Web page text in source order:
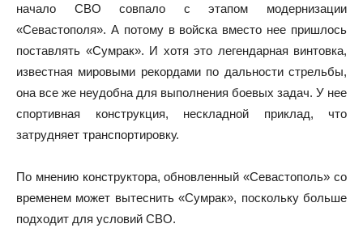
начало СВО совпало с этапом модернизации
«Севастополя». А потому в войска вместо нее пришлось
поставлять «Сумрак». И хотя это легендарная винтовка,
известная мировыми рекордами по дальности стрельбы,
она все же неудобна для выполнения боевых задач. У нее
спортивная конструкция, нескладной приклад, что
затрудняет транспортировку.
По мнению конструктора, обновленный «Севастополь» со
временем может вытеснить «Сумрак», поскольку больше
подходит для условий СВО.